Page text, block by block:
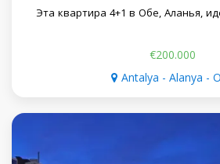
Эта квартира 4+1 в Обе, Аланья,
€200.000
Antalya - Alanya -